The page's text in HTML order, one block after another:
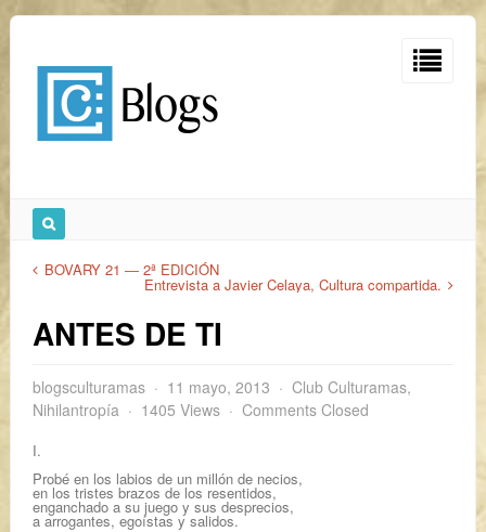
BOVARY 21 ― 2ª EDICIÓN
Entrevista a Javier Celaya, Cultura compartida.
ANTES DE TI
blogsculturamas 11 mayo, 2013 Club Culturamas,
Nihilantropía
1405 Views Comments Closed
I.
Probé en los labios de un millón de necios,
en los tristes brazos de los resentidos,
enganchado a su juego y sus desprecios,
a arrogantes, egoístas y salidos.